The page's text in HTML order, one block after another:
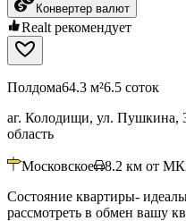
Конвертер валют
Realt рекомендует
Полдома64.3 м²6.5 соток
аг. Колодищи, ул.
область
Московское 8.2 км от
Состояние квартиры-
рассмотреть в обмен вашу